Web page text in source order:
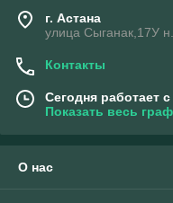
г. Астана
улица Сыганак,17У
Контакты
Сегодня работает
Показать весь
О нас